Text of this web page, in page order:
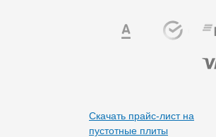
Скачать прайс-лист на
пустотные плиты